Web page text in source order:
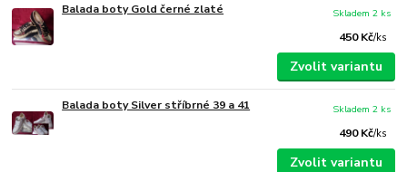
Balada boty Gold černé zlaté
450 Kč/ks
Skladem 2 ks
Zvolit variantu
Balada boty Silver stříbrné 39 a 41
490 Kč/ks
Skladem 2 ks
Zvolit variantu